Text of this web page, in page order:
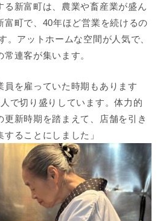
る新富町は、農業や畜産業が盛ん
富町で、40年ほど営業を続けるの
。アットホームな空間が人気で、
連客が集います。
員を雇っていた時期もあります
で切り盛りしています。体力的
更新時期を踏まえて、店舗を引き
ることにしました」